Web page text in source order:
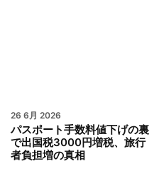
26 6月 2026
パスポート手数料値下げの裏
で出国税3000円増税、旅行
者負担増の真相